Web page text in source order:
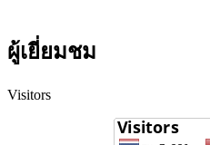
ผู้เยี่ยมชม
Visitors